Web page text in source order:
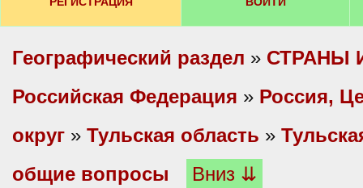
Географический раздел » СТРАНЫ
Российская Федерация » Россия,
округ » Тульская область »
общие вопросы
Вниз ⇊